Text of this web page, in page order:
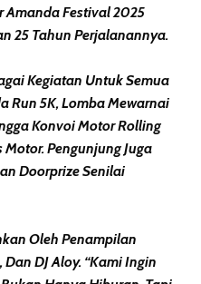
Amanda Festival 2025
25 Tahun Perjalanannya.
Kegiatan Untuk Semua
Run 5K, Lomba Mewarnai
Konvoi Motor Rolling
Pengunjung Juga
Doorprize Senilai
Oleh Penampilan
DJ Aloy. “Kami Ingin